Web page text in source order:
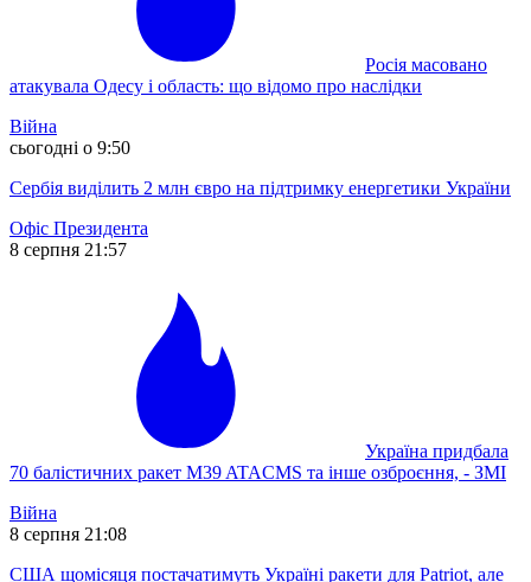
Росія масовано
атакувала Одесу і область: що відомо про наслідки
Війна
сьогодні о 9:50
Сербія виділить 2 млн євро на підтримку енергетики України
Офіс Президента
8 серпня 21:57
Україна придбала
70 балістичних ракет M39 ATACMS та інше озброєння, - ЗМІ
Війна
8 серпня 21:08
США щомісяця постачатимуть Україні ракети для Patriot, але